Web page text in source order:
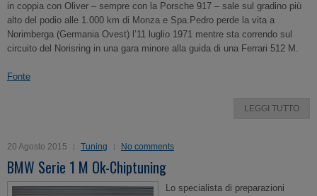
in coppia con Oliver – sempre con la Porsche 917 – sale sul gradino più
alto del podio alle 1.000 km di Monza e Spa.Pedro perde la vita a
Norimberga (Germania Ovest) l’11 luglio 1971 mentre sta correndo sul
circuito del Norisring in una gara minore alla guida di una Ferrari 512 M.
Fonte
LEGGI TUTTO
20 Agosto 2015 Tuning No comments
BMW Serie 1 M Ok-Chiptuning
Lo specialista di preparazioni